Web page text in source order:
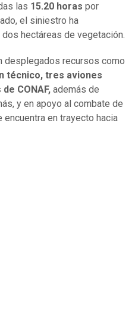
las 15.20 horas por
el siniestro ha
hectáreas de vegetación.
desplegados recursos como
técnico, tres aviones
CONAF, además de
y en apoyo al combate de
encuentra en trayecto hacia